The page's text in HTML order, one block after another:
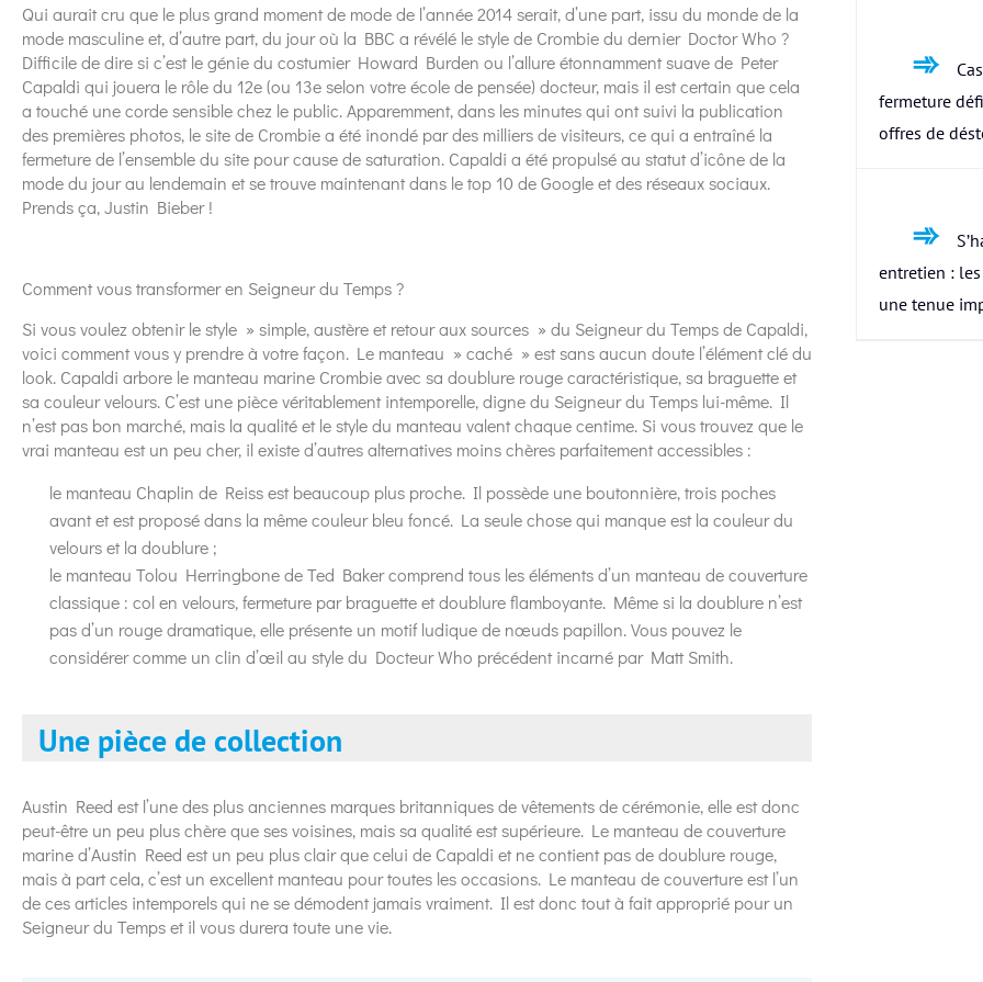
Qui aurait cru que le plus grand moment de mode de l’année 2014 serait, d’une part, issu du monde de la
mode masculine et, d’autre part, du jour où la BBC a révélé le style de Crombie du dernier Doctor Who ?
Difficile de dire si c’est le génie du costumier Howard Burden ou l’allure étonnamment suave de Peter
Capaldi qui jouera le rôle du 12e (ou 13e selon votre école de pensée) docteur, mais il est certain que cela
a touché une corde sensible chez le public. Apparemment, dans les minutes qui ont suivi la publication
des premières photos, le site de Crombie a été inondé par des milliers de visiteurs, ce qui a entraîné la
fermeture de l’ensemble du site pour cause de saturation. Capaldi a été propulsé au statut d’icône de la
mode du jour au lendemain et se trouve maintenant dans le top 10 de Google et des réseaux sociaux.
Prends ça, Justin Bieber !
Comment vous transformer en Seigneur du Temps ?
Si vous voulez obtenir le style » simple, austère et retour aux sources » du Seigneur du Temps de Capaldi,
voici comment vous y prendre à votre façon. Le manteau » caché » est sans aucun doute l’élément clé du
look. Capaldi arbore le manteau marine Crombie avec sa doublure rouge caractéristique, sa braguette et
sa couleur velours. C’est une pièce véritablement intemporelle, digne du Seigneur du Temps lui-même. Il
n’est pas bon marché, mais la qualité et le style du manteau valent chaque centime. Si vous trouvez que le
vrai manteau est un peu cher, il existe d’autres alternatives moins chères parfaitement accessibles :
le manteau Chaplin de Reiss est beaucoup plus proche. Il possède une boutonnière, trois poches
avant et est proposé dans la même couleur bleu foncé. La seule chose qui manque est la couleur du
velours et la doublure ;
le manteau Tolou Herringbone de Ted Baker comprend tous les éléments d’un manteau de couverture
classique : col en velours, fermeture par braguette et doublure flamboyante. Même si la doublure n’est
pas d’un rouge dramatique, elle présente un motif ludique de nœuds papillon. Vous pouvez le
considérer comme un clin d’œil au style du Docteur Who précédent incarné par Matt Smith.
Une pièce de collection
Austin Reed est l’une des plus anciennes marques britanniques de vêtements de cérémonie, elle est donc
peut-être un peu plus chère que ses voisines, mais sa qualité est supérieure. Le manteau de couverture
marine d’Austin Reed est un peu plus clair que celui de Capaldi et ne contient pas de doublure rouge,
mais à part cela, c’est un excellent manteau pour toutes les occasions. Le manteau de couverture est l’un
de ces articles intemporels qui ne se démodent jamais vraiment. Il est donc tout à fait approprié pour un
Seigneur du Temps et il vous durera toute une vie.
fermeture
offres de
entretien :
une tenue